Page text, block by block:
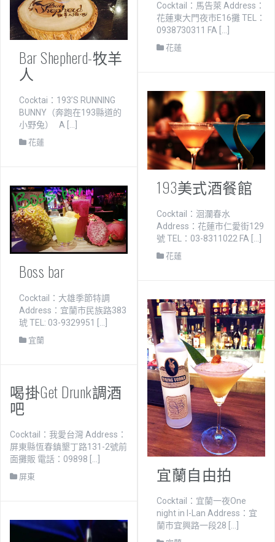
Bar Shepherd-牧羊
人
Cocktai：193’S RUNNING
BUNNY（奔跑在193縣道的
小野兔） A […]
花蓮
Cocktail：馬告萊 Address：
花蓮東大門夜市E16攤 TEL：
0938730311 FA […]
花蓮
193美式酒餐館
Cocktail：洄瀾春水
Address：花蓮市仁愛街129
號 TEL：03-8311022 FA […]
花蓮
Boss bar
Cocktail：大雄季節特調
Address：宜蘭市民族路383
琥 TEL: 03-9329951 […]
宜蘭
宜蘭自由拍
Cocktail：宜蘭一夜One
night in I-Lan Address：宜
蘭市宜興路一段28 […]
喝掛Get Drunk調酒
吧
Cocktail：我愛台灣 Address：
屏東縣恆春鎮墾丁路131-2號前
面攤販 電話：09898 […]
屏東